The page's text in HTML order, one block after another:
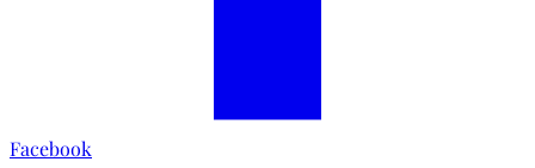
Facebook